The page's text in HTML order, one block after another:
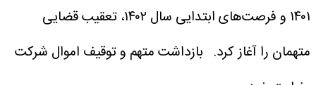
۱۴۰۱ و فرصت‌های ابتدایی سال ۱۴۰۲، تعقیب قضایی
متهمان را آغاز کرد. بازداشت متهم و توقیف اموال شرکت